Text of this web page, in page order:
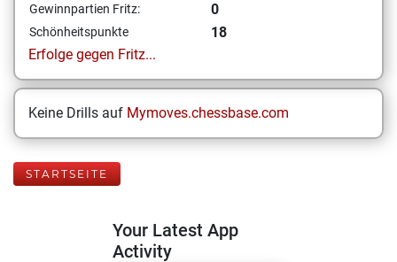
Gewinnpartien Fritz: 0
Schönheitspunkte
18
Erfolge gegen Fritz...
Keine Drills auf Mymoves.chessbase.com
STARTSEITE
Your Latest App
Activity